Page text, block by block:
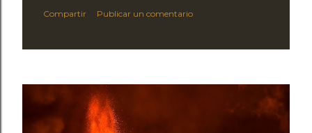
Compartir Publicar un comentario